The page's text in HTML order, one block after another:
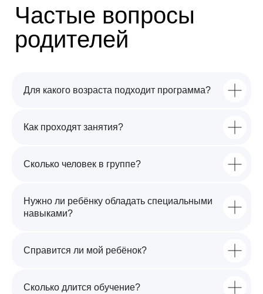
Для какого возраста подходит программа?
Как проходят занятия?
Сколько человек в группе?
Нужно ли ребёнку обладать специальными
навыками?
Справится ли мой ребёнок?
Сколько длится обучение?